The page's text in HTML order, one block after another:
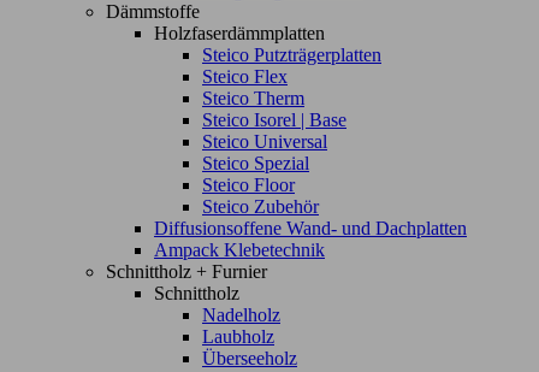
Dämmstoffe
Holzfaserdämmplatten
Steico Putzträgerplatten
Steico Flex
Steico Therm
Steico Isorel | Base
Steico Universal
Steico Spezial
Steico Floor
Steico Zubehör
Diffusionsoffene Wand- und Dachplatten
Ampack Klebetechnik
Schnittholz + Furnier
Schnittholz
Nadelholz
Laubholz
Überseeholz